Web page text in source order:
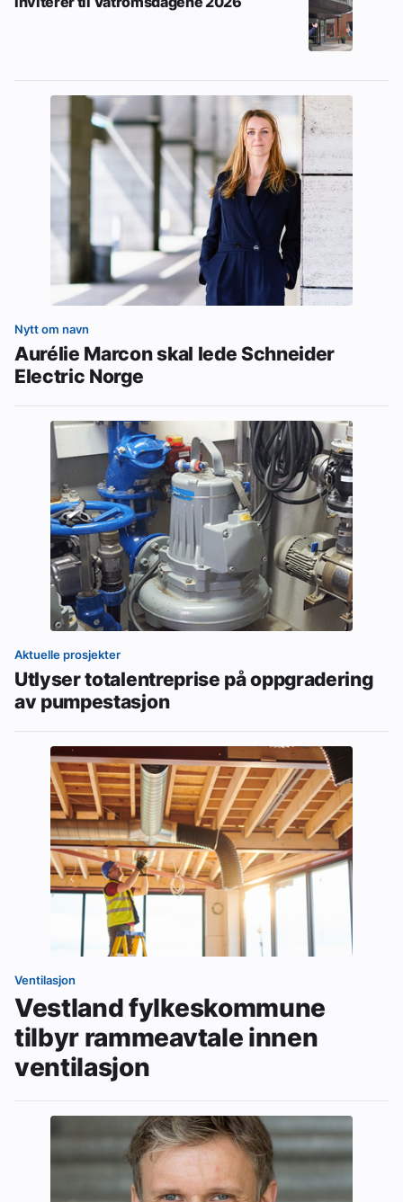
Nytt om navn
Aurélie Marcon skal lede Schneider
Electric Norge
Aktuelle prosjekter
Utlyser totalentreprise på oppgradering
av pumpestasjon
Ventilasjon
Vestland fylkeskommune
tilbyr rammeavtale innen
ventilasjon